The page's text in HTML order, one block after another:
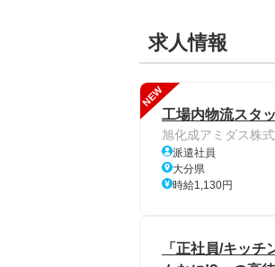
求人情報
NEW
工場内物流スタ
旭化成アミダス株
派遣社員
大分県
時給1,130円
「正社員/キッ